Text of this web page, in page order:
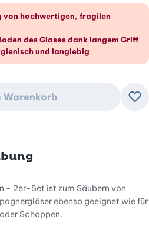
Überblick
von hochwertigen, fragilen
des Glases dank langem Griff
und langlebig
Warenkorb
- 2er-Set ist zum Säubern von
ebenso geeignet wie für
Schoppen.